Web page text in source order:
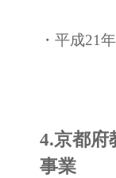
・平成21
4.京都府
事業